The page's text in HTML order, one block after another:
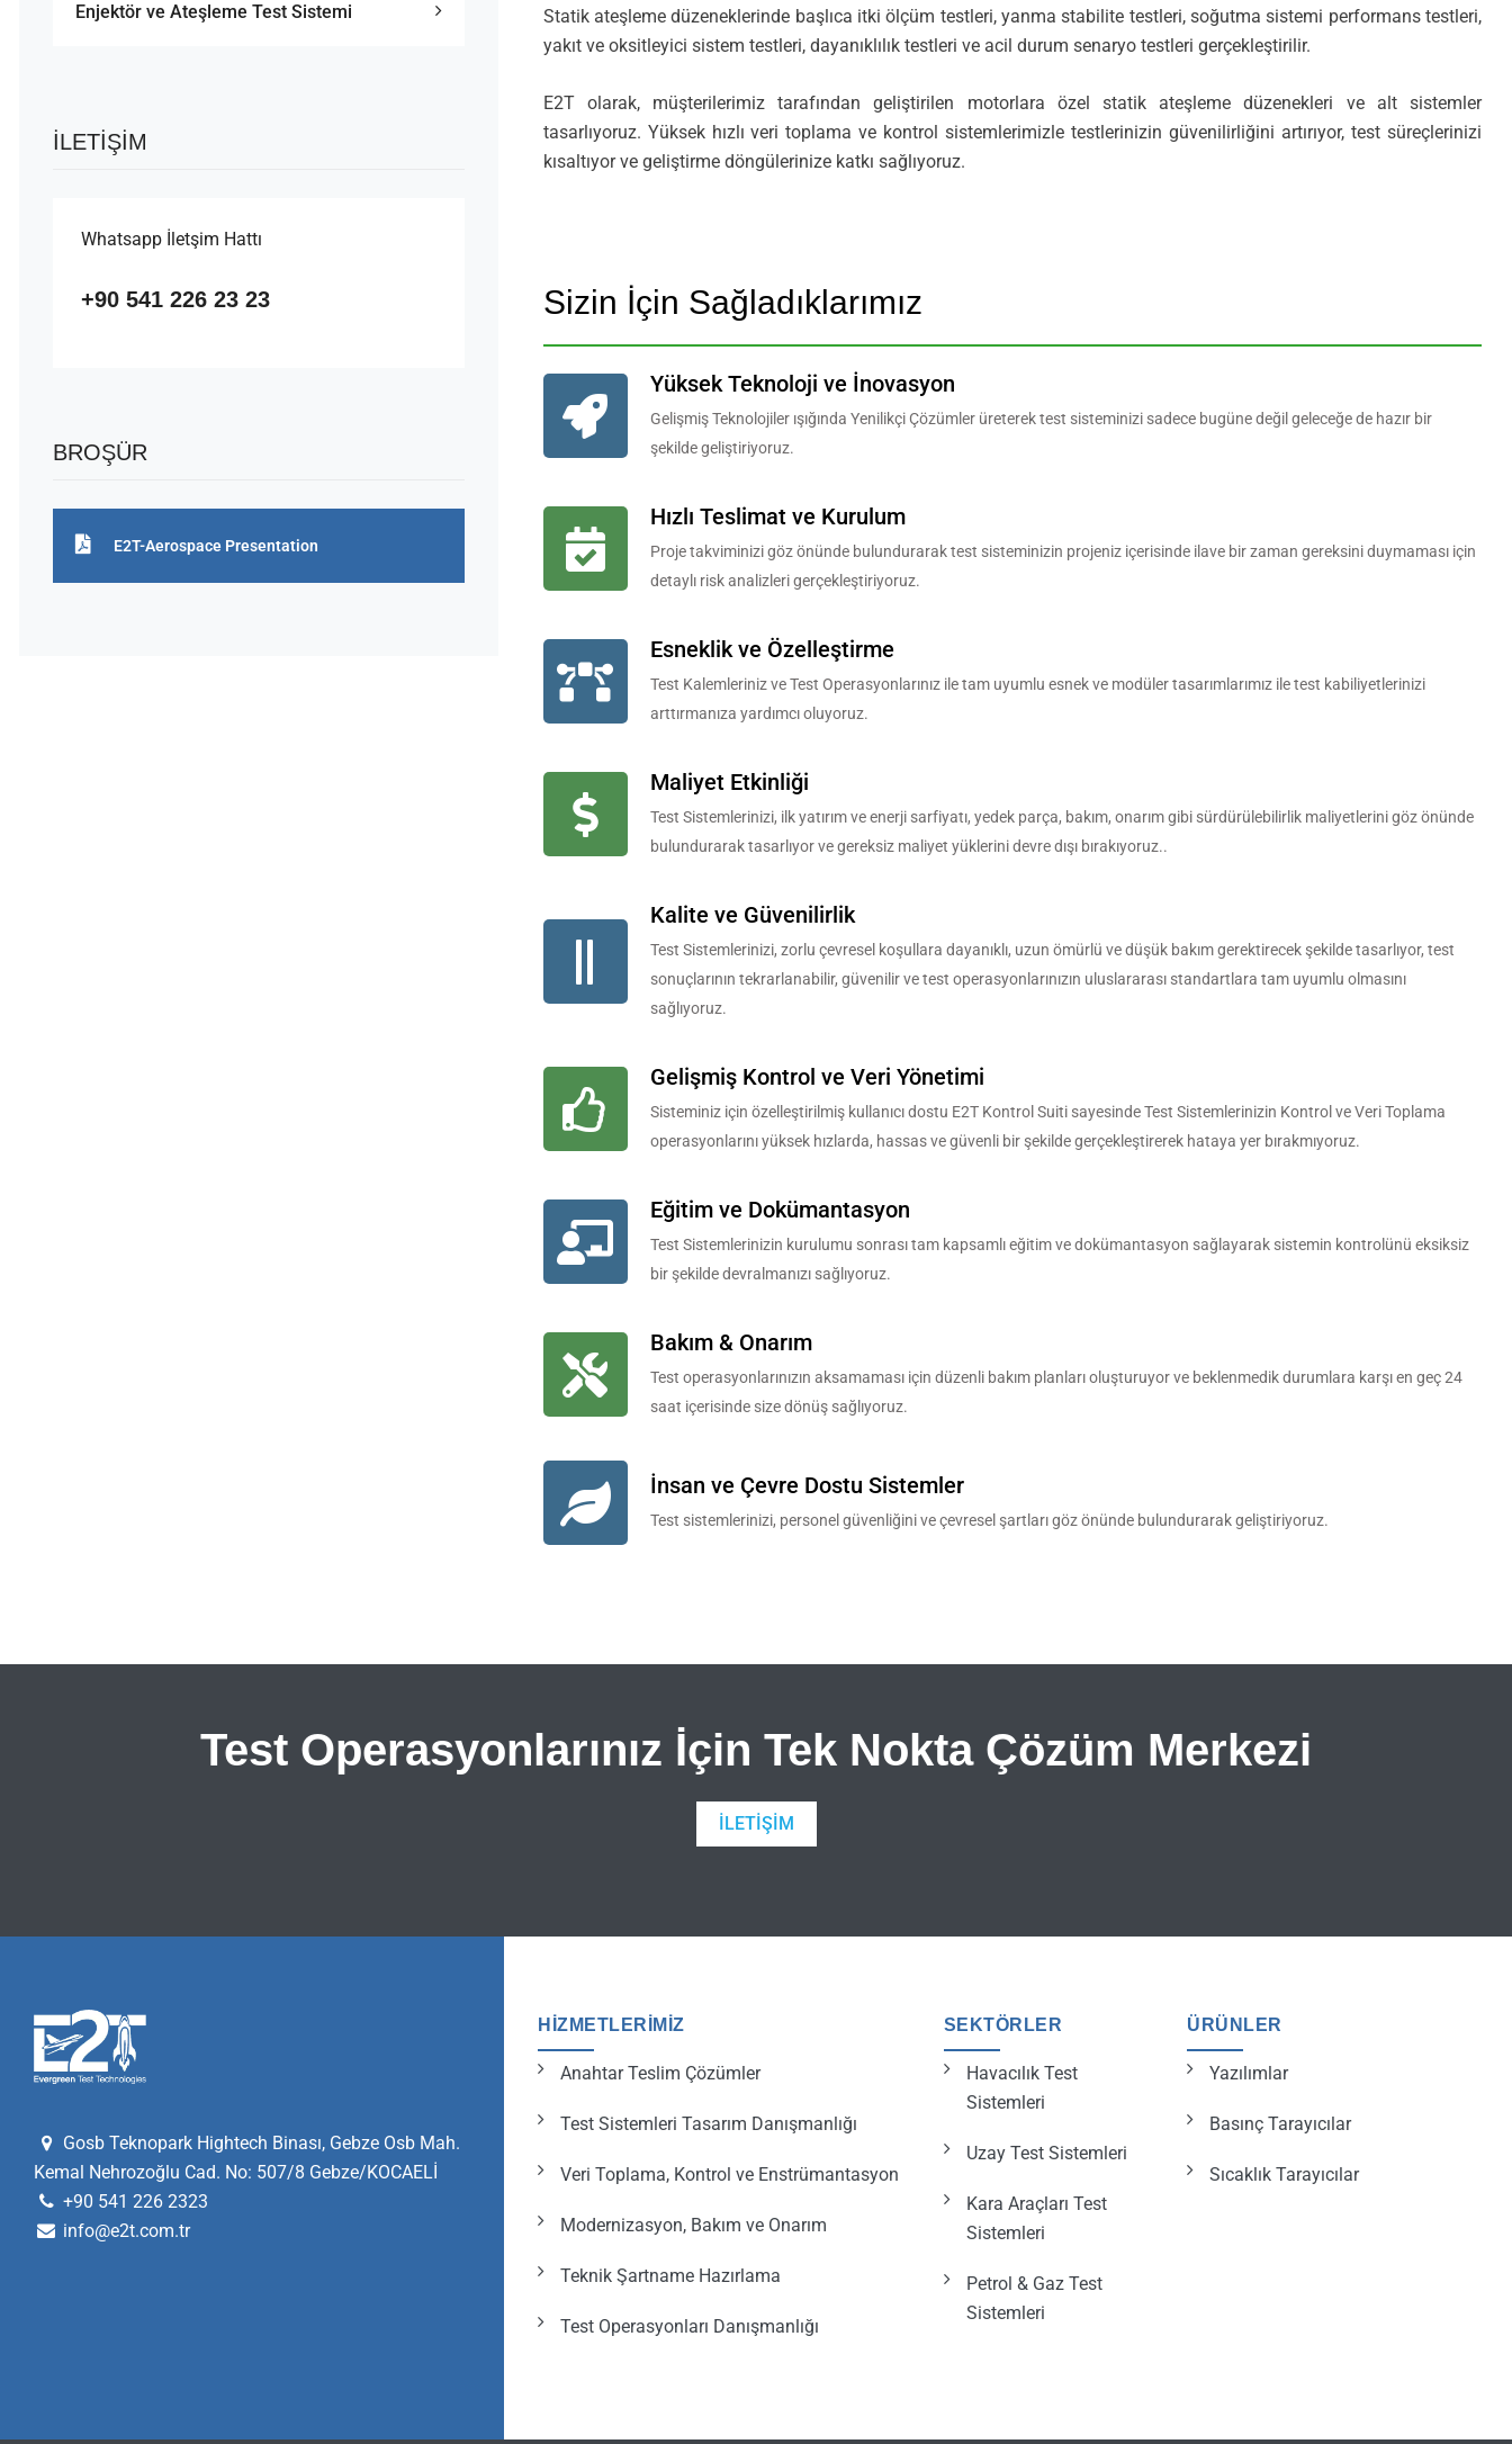
Statik ateşleme düzeneklerinde başlıca itki ölçüm testleri, yanma stabilite testleri, soğutma sistemi performans testleri,
yakıt ve oksitleyici sistem testleri, dayanıklılık testleri ve acil durum senaryo testleri gerçekleştirilir.
E2T olarak, müşterilerimiz tarafından geliştirilen motorlara özel statik ateşleme düzenekleri ve alt sistemler
tasarlıyoruz. Yüksek hızlı veri toplama ve kontrol sistemlerimizle testlerinizin güvenilirliğini artırıyor, test süreçlerinizi
kısaltıyor ve geliştirme döngülerinize katkı sağlıyoruz.
Sizin İçin Sağladıklarımız
Yüksek Teknoloji ve İnovasyon
Gelişmiş Teknolojiler ışığında Yenilikçi Çözümler üreterek test sisteminizi sadece bugüne değil geleceğe de hazır bir
şekilde geliştiriyoruz.
Hızlı Teslimat ve Kurulum
Proje takviminizi göz önünde bulundurarak test sisteminizin projeniz içerisinde ilave bir zaman gereksini duymaması için
detaylı risk analizleri gerçekleştiriyoruz.
Esneklik ve Özelleştirme
Test Kalemleriniz ve Test Operasyonlarınız ile tam uyumlu esnek ve modüler tasarımlarımız ile test kabiliyetlerinizi
arttırmanıza yardımcı oluyoruz.
Maliyet Etkinliği
Test Sistemlerinizi, ilk yatırım ve enerji sarfiyatı, yedek parça, bakım, onarım gibi sürdürülebilirlik maliyetlerini göz önünde
bulundurarak tasarlıyor ve gereksiz maliyet yüklerini devre dışı bırakıyoruz..
Kalite ve Güvenilirlik
Test Sistemlerinizi, zorlu çevresel koşullara dayanıklı, uzun ömürlü ve düşük bakım gerektirecek şekilde tasarlıyor, test
sonuçlarının tekrarlanabilir, güvenilir ve test operasyonlarınızın uluslararası standartlara tam uyumlu olmasını
sağlıyoruz.
Gelişmiş Kontrol ve Veri Yönetimi
Sisteminiz için özelleştirilmiş kullanıcı dostu E2T Kontrol Suiti sayesinde Test Sistemlerinizin Kontrol ve Veri Toplama
operasyonlarını yüksek hızlarda, hassas ve güvenli bir şekilde gerçekleştirerek hataya yer bırakmıyoruz.
Eğitim ve Dokümantasyon
Test Sistemlerinizin kurulumu sonrası tam kapsamlı eğitim ve dokümantasyon sağlayarak sistemin kontrolünü eksiksiz
bir şekilde devralmanızı sağlıyoruz.
Bakım & Onarım
Test operasyonlarınızın aksamaması için düzenli bakım planları oluşturuyor ve beklenmedik durumlara karşı en geç 24
saat içerisinde size dönüş sağlıyoruz.
İnsan ve Çevre Dostu Sistemler
Test sistemlerinizi, personel güvenliğini ve çevresel şartları göz önünde bulundurarak geliştiriyoruz.
Enjektör ve Ateşleme Test Sistemi
İLETIŞIM
Whatsapp İletşim Hattı
+90 541 226 23 23
BROŞÜR
E2T-Aerospace Presentation
Test Operasyonlarınız İçin Tek Nokta Çözüm Merkezi
İLETIŞIM
Gosb Teknopark Hightech Binası, Gebze Osb Mah.
Kemal Nehrozoğlu Cad. No: 507/8 Gebze/KOCAELİ
+90 541 226 2323
info@e2t.com.tr
HIZMETLERIMIZ
Anahtar Teslim Çözümler
Test Sistemleri Tasarım Danışmanlığı
Veri Toplama, Kontrol ve Enstrümantasyon
Modernizasyon, Bakım ve Onarım
Teknik Şartname Hazırlama
Test Operasyonları Danışmanlığı
SEKTÖRLER
Havacılık Test
Sistemleri
Uzay Test Sistemleri
Kara Araçları Test
Sistemleri
Petrol & Gaz Test
Sistemleri
ÜRÜNLER
Yazılımlar
Basınç Tarayıcılar
Sıcaklık Tarayıcılar